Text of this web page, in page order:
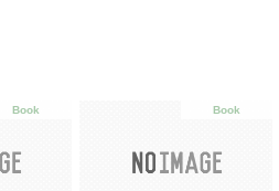
Book Book